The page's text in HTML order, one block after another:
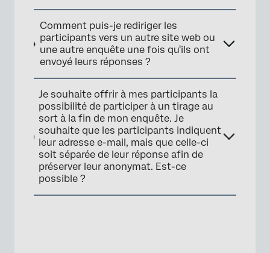
Comment puis-je rediriger les
participants vers un autre site web ou
une autre enquête une fois qu'ils ont
envoyé leurs réponses ?
Je souhaite offrir à mes participants la
possibilité de participer à un tirage au
sort à la fin de mon enquête. Je
souhaite que les participants indiquent
leur adresse e-mail, mais que celle-ci
soit séparée de leur réponse afin de
préserver leur anonymat. Est-ce
possible ?